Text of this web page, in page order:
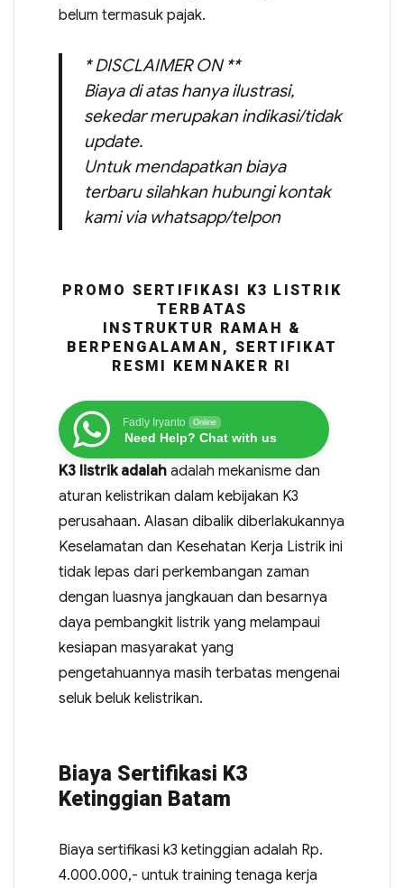
belum termasuk pajak.
* DISCLAIMER ON **
Biaya di atas hanya ilustrasi,
sekedar merupakan indikasi/tidak
update.
Untuk mendapatkan biaya
terbaru silahkan hubungi kontak
kami via whatsapp/telpon
PROMO SERTIFIKASI K3 LISTRIK
TERBATAS
INSTRUKTUR RAMAH &
BERPENGALAMAN, SERTIFIKAT
RESMI KEMNAKER RI
Fadly Iryanto Online
Need Help? Chat with us
K3 listrik adalahadalah mekanisme dan
aturan kelistrikan dalam kebijakan K3
perusahaan. Alasan dibalik diberlakukannya
Keselamatan dan Kesehatan Kerja Listrik ini
tidak lepas dari perkembangan zaman
dengan luasnya jangkauan dan besarnya
daya pembangkit listrik yang melampaui
kesiapan masyarakat yang
pengetahuannya masih terbatas mengenai
seluk beluk kelistrikan.
Biaya Sertifikasi K3
Ketinggian Batam
Biaya sertifikasi k3 ketinggian adalah Rp.
4.000.000,- untuk training tenaga kerja